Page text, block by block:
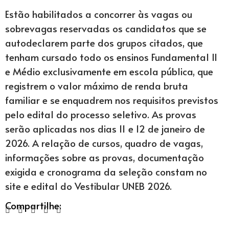
Estão habilitados a concorrer às vagas ou
sobrevagas reservadas os candidatos que se
autodeclarem parte dos grupos citados, que
tenham cursado todo os ensinos Fundamental II
e Médio exclusivamente em escola pública, que
registrem o valor máximo de renda bruta
familiar e se enquadrem nos requisitos previstos
pelo edital do processo seletivo. As provas
serão aplicadas nos dias 11 e 12 de janeiro de
2026. A relação de cursos, quadro de vagas,
informações sobre as provas, documentação
exigida e cronograma da seleção constam no
site e edital do Vestibular UNEB 2026.
Compartilhe: